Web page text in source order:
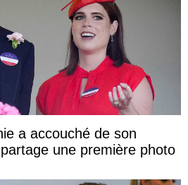
a accouché de son
une première photo